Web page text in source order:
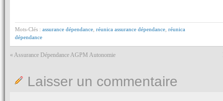
Mots-Clés : assurance dépendance réunica assurance dépendance réunica
dépendance
« Assurance Dépendance AGPM Autonomie
Laisser un commentaire